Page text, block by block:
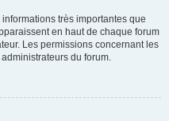
très importantes que
en haut de chaque forum
Les permissions concernant les
du forum.